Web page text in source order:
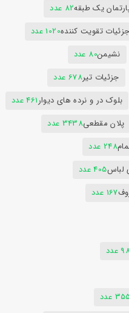
یک طبقه82 عدد
تقویت کننده1020 عدد
نشیمن80 عدد
جزئیات تیر678 عدد
بلوک در و نرده های دیوار461 عدد
پلان مقطعی3438 عدد
248 عدد
لباس405 عدد
167 عدد
عدد
عدد